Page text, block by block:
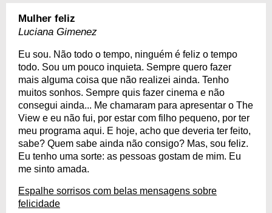
Mulher feliz
Luciana Gimenez
Eu sou. Não todo o tempo, ninguém é feliz o tempo
todo. Sou um pouco inquieta. Sempre quero fazer
mais alguma coisa que não realizei ainda. Tenho
muitos sonhos. Sempre quis fazer cinema e não
consegui ainda... Me chamaram para apresentar o The
View e eu não fui, por estar com filho pequeno, por ter
meu programa aqui. E hoje, acho que deveria ter feito,
sabe? Quem sabe ainda não consigo? Mas, sou feliz.
Eu tenho uma sorte: as pessoas gostam de mim. Eu
me sinto amada.
Espalhe sorrisos com belas mensagens sobre
felicidade